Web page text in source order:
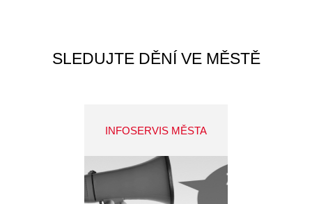
SLEDUJTE DĚNÍ VE MĚSTĚ
INFOSERVIS MĚSTA